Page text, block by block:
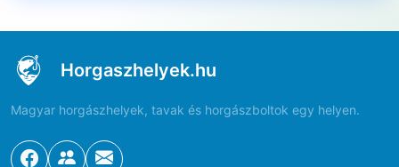
Horgaszhelyek.hu
Magyar horgászhelyek, tavak és horgászboltok egy helyen.